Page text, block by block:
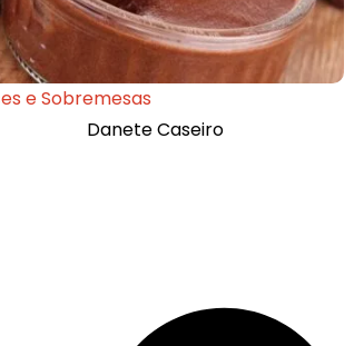
e Sobremesas
Danete Caseiro